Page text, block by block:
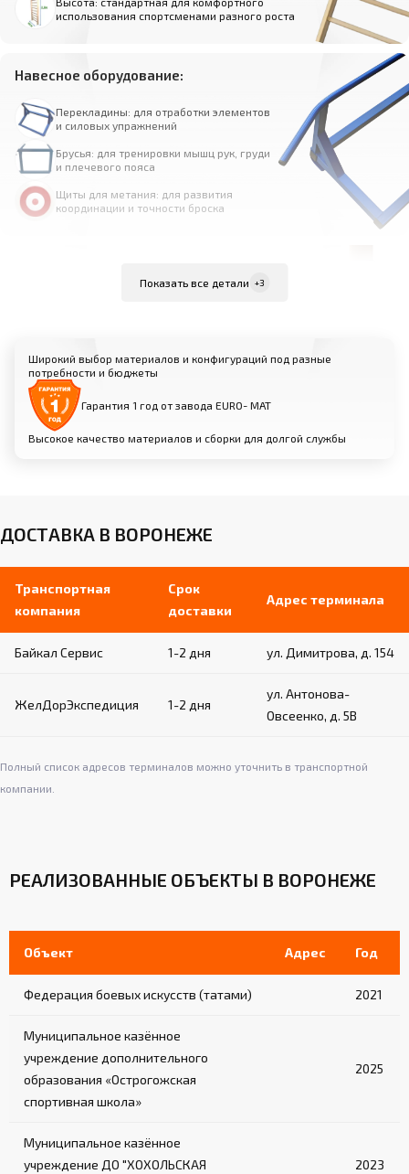
использования спортсменами разного роста
Навесное оборудование:
Перекладины: для отработки элементов
и силовых упражнений
Брусья: для тренировки мышц рук, груди
и плечевого пояса
Щиты для метания: для развития
координации и точности броска
индивидуально под ваши условия
Сборка: простая и быстрая, не требует
специальных навыков
Вес одной стенки: 22-28 кг, в зависимости от
производство и контроль качества
Показать все детали +3
Широкий выбор материалов и конфигураций под разные
потребности и бюджеты
Гарантия 1 год от завода EURO- МАТ
Высокое качество материалов и сборки для долгой службы
ДОСТАВКА В ВОРОНЕЖЕ
Транспортная
компания
Срок
доставки
Адрес терминала
Байкал Сервис 1-2 дня ул. Димитрова, д. 154
ЖелДорЭкспедиция 1-2 дня
ул. Антонова-
Овсеенко, д. 5В
Полный список адресов терминалов можно уточнить в транспортной
компании.
РЕАЛИЗОВАННЫЕ ОБЪЕКТЫ В ВОРОНЕЖЕ
Объект Адрес Год
Федерация боевых искусств (татами) 2021
Муниципальное казённое
учреждение дополнительного
образования «Острогожская
спортивная школа»
2025
Муниципальное казённое
учреждение ДО "ХОХОЛЬСКАЯ
2023